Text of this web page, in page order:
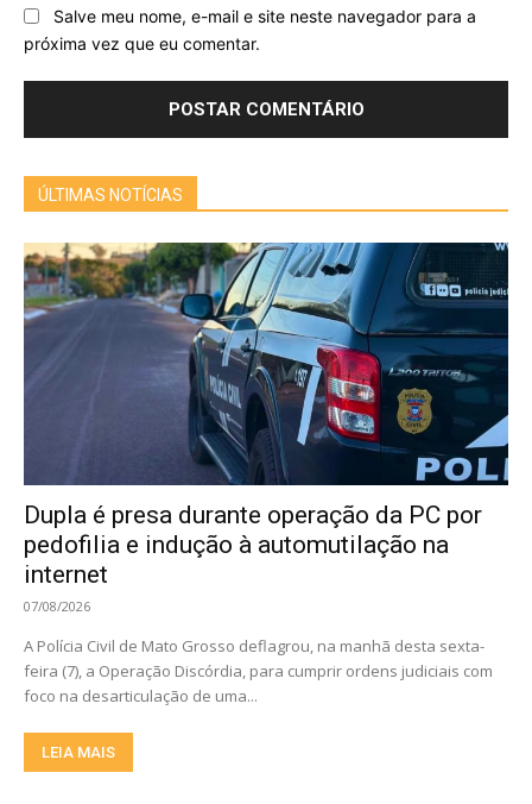
Salve meu nome, e-mail e site neste navegador para a
próxima vez que eu comentar.
ÚLTIMAS NOTÍCIAS
Dupla é presa durante operação da PC por
pedofilia e indução à automutilação na
internet
07/08/2026
A Polícia Civil de Mato Grosso deflagrou, na manhã desta sexta-
feira (7), a Operação Discórdia, para cumprir ordens judiciais com
foco na desarticulação de uma...
LEIA MAIS